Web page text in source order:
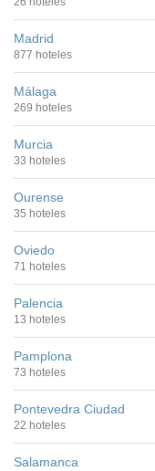
Madrid
877 hoteles
Málaga
269 hoteles
Murcia
33 hoteles
Ourense
35 hoteles
Oviedo
71 hoteles
Palencia
13 hoteles
Pamplona
73 hoteles
Pontevedra Ciudad
22 hoteles
Salamanca